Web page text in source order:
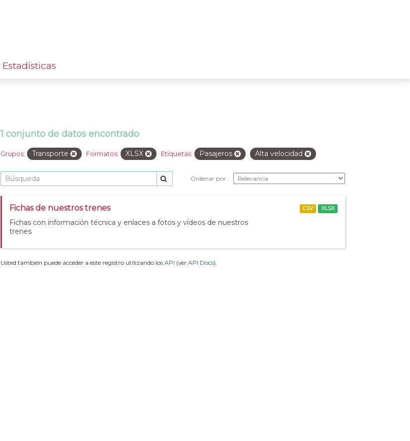
Estadísticas
1 conjunto de datos encontrado
Grupos: Transporte Formatos: XLSX Etiquetas: Pasajeros Alta velocidad
Ordenar por
Fichas de nuestros trenes
Fichas con información técnica y enlaces a fotos y vídeos de nuestros
trenes
CSV XLSX
Usted también puede acceder a este registro utilizando los API (ver API Docs).